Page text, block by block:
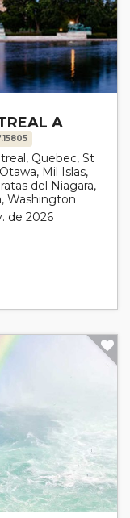
A
Quebec, St
Mil Islas,
del Niagara,
Washington
de 2026